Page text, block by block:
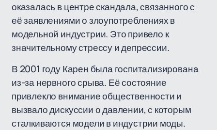
оказалась в центре скандала, связанного с
её заявлениями о злоупотреблениях в
модельной индустрии. Это привело к
значительному стрессу и депрессии.
В 2001 году Карен была госпитализирована
из-за нервного срыва. Её состояние
привлекло внимание общественности и
вызвало дискуссии о давлении, с которым
сталкиваются модели в индустрии моды.